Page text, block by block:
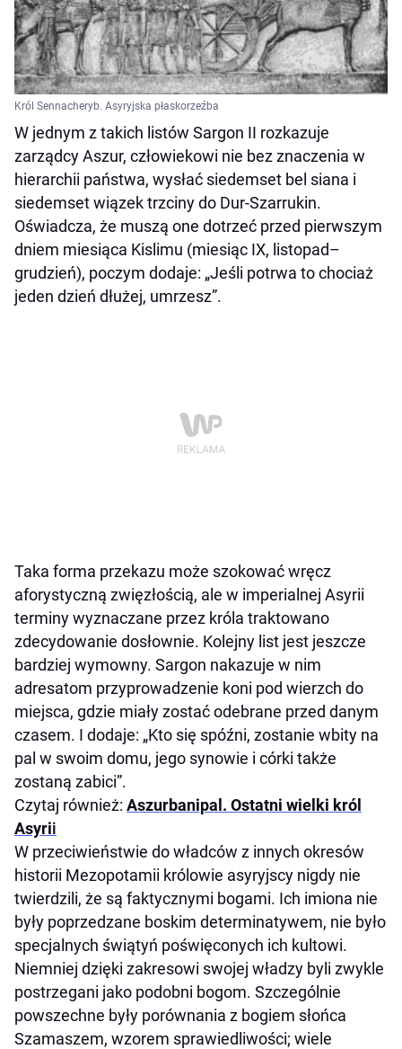
Król Sennacheryb. Asyryjska płaskorzeźba
W jednym z takich listów Sargon II rozkazuje
zarządcy Aszur, człowiekowi nie bez znaczenia w
hierarchii państwa, wysłać siedemset bel siana i
siedemset wiązek trzciny do Dur-Szarrukin.
Oświadcza, że muszą one dotrzeć przed pierwszym
dniem miesiąca Kislimu (miesiąc IX, listopad–
grudzień), poczym dodaje: „Jeśli potrwa to chociaż
jeden dzień dłużej, umrzesz”.
Taka forma przekazu może szokować wręcz
aforystyczną zwięzłością, ale w imperialnej Asyrii
terminy wyznaczane przez króla traktowano
zdecydowanie dosłownie. Kolejny list jest jeszcze
bardziej wymowny. Sargon nakazuje w nim
adresatom przyprowadzenie koni pod wierzch do
miejsca, gdzie miały zostać odebrane przed danym
czasem. I dodaje: „Kto się spóźni, zostanie wbity na
pal w swoim domu, jego synowie i córki także
zostaną zabici”.
Czytaj również: Aszurbanipal. Ostatni wielki król
Asyrii
W przeciwieństwie do władców z innych okresów
historii Mezopotamii królowie asyryjscy nigdy nie
twierdzili, że są faktycznymi bogami. Ich imiona nie
były poprzedzane boskim determinatywem, nie było
specjalnych świątyń poświęconych ich kultowi.
Niemniej dzięki zakresowi swojej władzy byli zwykle
postrzegani jako podobni bogom. Szczególnie
powszechne były porównania z bogiem słońca
Szamaszem, wzorem sprawiedliwości; wiele